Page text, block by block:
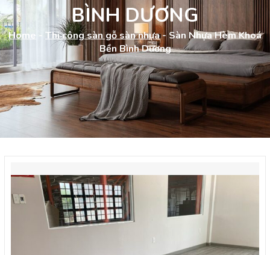
BÌNH DƯƠNG
Home - Thi công sàn gỗ sàn nhựa- Sàn Nhựa Hèm Khoá
Bền Bình Dương